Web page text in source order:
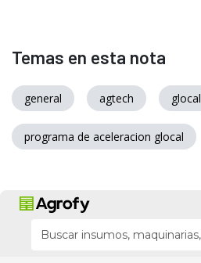
Temas en esta nota
general agtech glocal
programa de aceleracion glocal